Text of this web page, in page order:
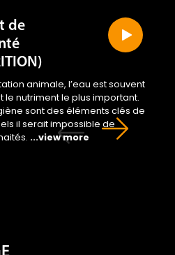
de
le nutriment le plus important.
sont des éléments clés de
il serait impossible de
...view more